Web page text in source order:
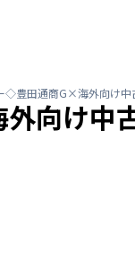
◇豊田通商G×海外向け中
向け中